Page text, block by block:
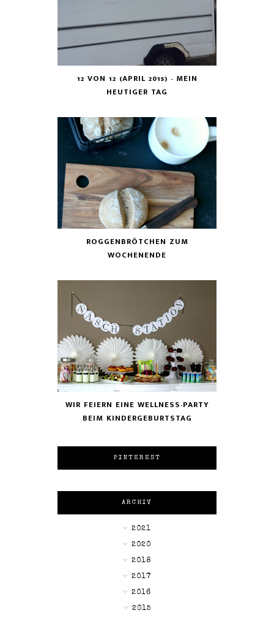
12 VON 12 (APRIL 2015) - MEIN
HEUTIGER TAG
ROGGENBRÖTCHEN ZUM
WOCHENENDE
WIR FEIERN EINE WELLNESS-PARTY
BEIM KINDERGEBURTSTAG
PINTEREST
ARCHIV
►2021
►2020
►2018
►2017
►2016
▼2015